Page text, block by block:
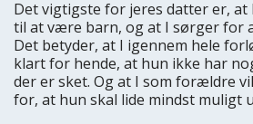
Det vigtigste for jeres datter er,
til at være barn, og at I sørger for
Det betyder, at I igennem hele
klart for hende, at hun ikke har
der er sket. Og at I som forældre
for, at hun skal lide mindst muligt